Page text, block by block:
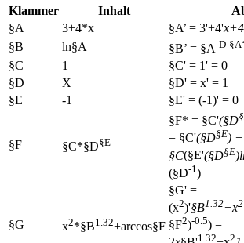
Klammer Inhalt
§A
3+4*x §A’ = 3'+4'x+4
§B
ln§A §B’ = §A-D-§A‘
§C 1
§C' = 1' = 0
§D
X
§D' = x' = 1
§E
-1 §E' = (-1)' = 0
§F §C*§D§E
§F* = §C'(§D
= §C'(§D§E) +
§C(§E'(§D§E)
(§D-1 )
§G x2*§B1.32+arccos§F
§G' =
(x2)'§B1.32+x2
§F2)-0.5) =
1.32 2